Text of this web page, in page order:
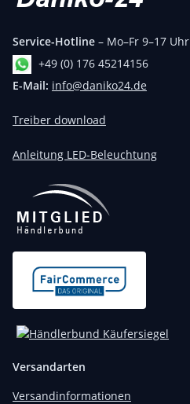
Service-Hotline – Mo–Fr 9–17 Uhr
+49 (0) 176 45214156
E-Mail: info@daniko24.de
Treiber download
Anleitung LED-Beleuchtung
Versandarten
Versandinformationen